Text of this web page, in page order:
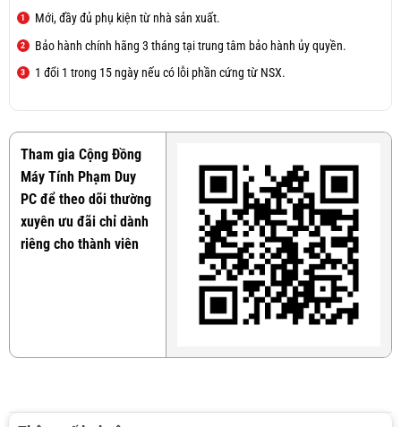
Mới, đầy đủ phụ kiện từ nhà sản xuất.
Bảo hành chính hãng 3 tháng tại trung tâm bảo hành ủy quyền.
1 đổi 1 trong 15 ngày nếu có lỗi phần cứng từ NSX.
Tham gia Cộng Đồng
Máy Tính Phạm Duy
PC để theo dõi thường
xuyên ưu đãi chỉ dành
riêng cho thành viên